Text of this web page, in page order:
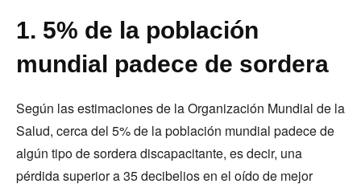
1. 5% de la población
mundial padece de sordera
Según las estimaciones de la Organización Mundial de la
Salud, cerca del 5% de la población mundial padece de
algún tipo de sordera discapacitante, es decir, una
pérdida superior a 35 decibelios en el oído de mejor